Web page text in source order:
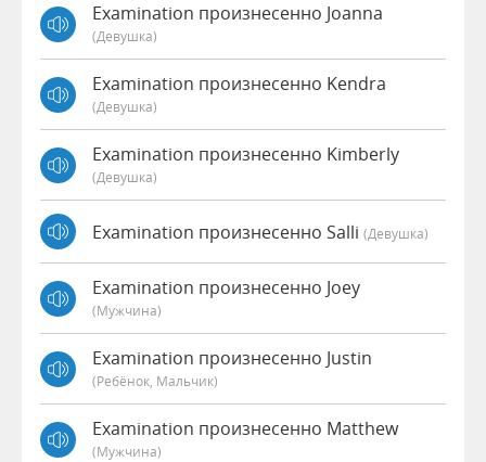
Examination произнесенно Joanna
(девушка)
Examination произнесенно Kendra
(девушка)
Examination произнесенно Kimberly
(девушка)
Examination произнесенно Salli (девушка)
Examination произнесенно Joey
(мужчина)
Examination произнесенно Justin
(Ребёнок, Мальчик)
Examination произнесенно Matthew
(мужчина)